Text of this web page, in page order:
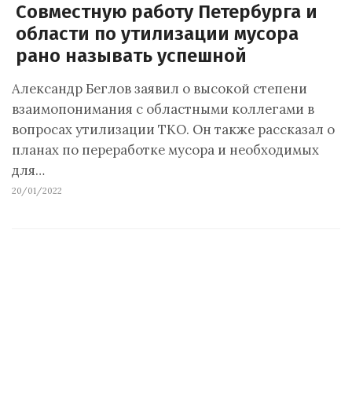
Совместную работу Петербурга и
области по утилизации мусора
рано называть успешной
Александр Беглов заявил о высокой степени
взаимопонимания с областными коллегами в
вопросах утилизации ТКО. Он также рассказал о
планах по переработке мусора и необходимых
для…
20/01/2022